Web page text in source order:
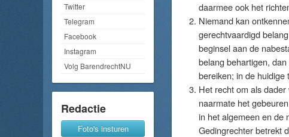
Twitter
Telegram
Facebook
Instagram
Volg BarendrechtNU
Redactie
Foto's insturen
daarmee ook het
Niemand kan
gerechtvaardigd
beginsel aan de
belang behartigen,
bereiken; in de huidige
Het recht om als
naarmate het
in het algemeen en de
Gedingrechter betrekt